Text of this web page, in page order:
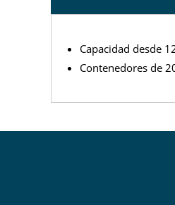
Capacidad desde
Contenedores de